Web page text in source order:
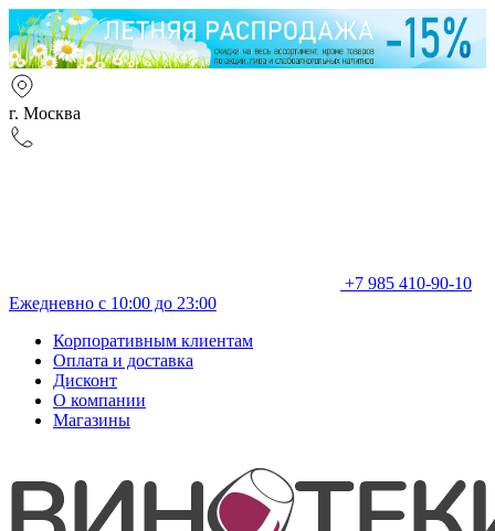
г. Москва
+7 985 410-90-10
Ежедневно с 10:00 до 23:00
Корпоративным клиентам
Оплата и доставка
Дисконт
О компании
Магазины